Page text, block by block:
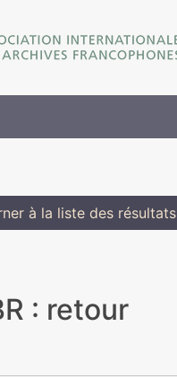
à la liste des résultats
: retour